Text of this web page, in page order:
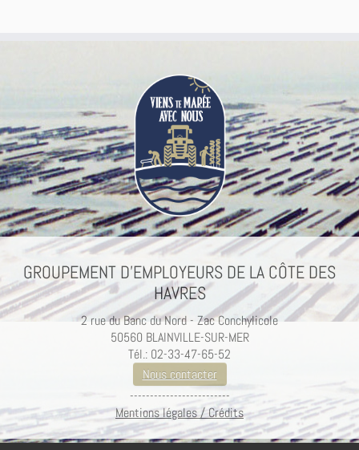
GROUPEMENT D’EMPLOYEURS DE LA CÔTE DES
HAVRES
2 rue du Banc du Nord - Zac Conchylicole
50560 BLAINVILLE-SUR-MER
Tél.: 02-33-47-65-52
Nous contacter
-------------------------
Mentions légales / Crédits